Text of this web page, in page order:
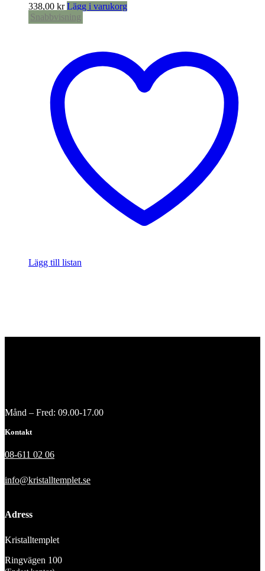
338,00 kr Lägg i varukorg
Snabbvisning
Lägg till listan
Månd – Fred: 09.00-17.00
Kontakt
08-611 02 06
info@kristalltemplet.se
Adress
Kristalltemplet
Ringvägen 100